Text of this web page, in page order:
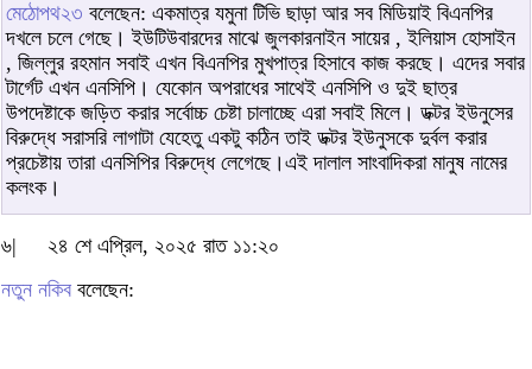
মেঠোপথ২৩ বলেছেন: একমাত্র যমুনা টিভি ছাড়া আর সব মিডিয়াই বিএনপির
দখলে চলে গেছে। ইউটিউবারদের মাঝে জুলকারনাইন সায়ের , ইলিয়াস হোসাইন
, জিল্লুর রহমান সবাই এখন বিএনপির মুখপাত্র হিসাবে কাজ করছে। এদের সবার
টার্গেট এখন এনসিপি। যেকোন অপরাধের সাথেই এনসিপি ও দুই ছাত্র
উপদেষ্টাকে জড়িত করার সর্বোচ্চ চেষ্টা চালাচ্ছে এরা সবাই মিলে। ডক্টর ইউনুসের
বিরুদ্ধে সরাসরি লাগাটা যেহেতু একটু কঠিন তাই ডক্টর ইউনুসকে দুর্বল করার
প্রচেষ্টায় তারা এনসিপির বিরুদ্ধে লেগেছে।এই দালাল সাংবাদিকরা মানুষ নামের
কলংক।
৬|
২৪ শে এপ্রিল, ২০২৫ রাত ১১:২০
নতুন নকিব বলেছেন: